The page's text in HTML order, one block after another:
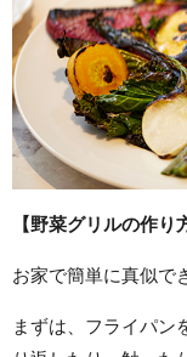
【野菜グリルの作り
お家で簡単に真似で
まずは、フライパン